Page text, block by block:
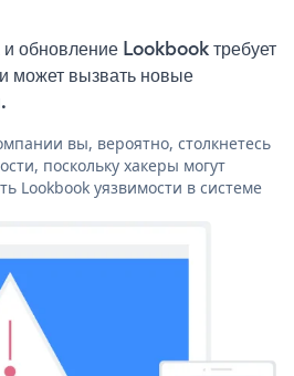
и обновление Lookbook требует
может вызвать новые
вы, вероятно, столкнетесь
поскольку хакеры могут
Lookbook уязвимости в системе